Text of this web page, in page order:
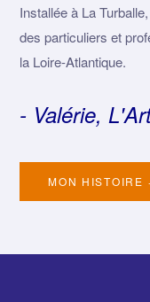
Installée à La
des particuliers et
la Loire-Atlantique.
- Valérie,
MON HISTOIRE